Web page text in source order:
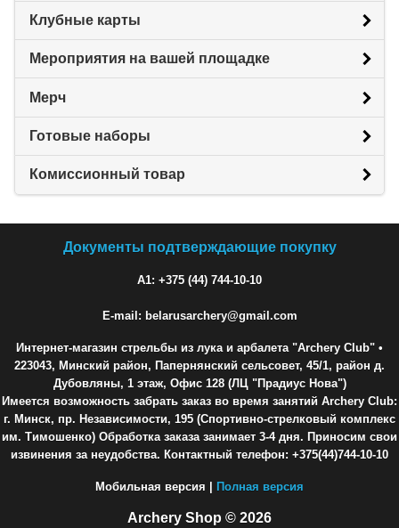
Клубные карты
Мероприятия на вашей площадке
Мерч
Готовые наборы
Комиссионный товар
Документы подтверждающие покупку
A1: +375 (44) 744-10-10
E-mail: belarusarchery@gmail.com
Интернет-магазин стрельбы из лука и арбалета "Archery Club" •
223043, Минский район, Папернянский сельсовет, 45/1, район д.
Дубовляны, 1 этаж, Офис 128 (ЛЦ "Прадиус Нова")
Имеется возможность забрать заказ во время занятий Archery Club:
г. Минск, пр. Независимости, 195 (Спортивно-стрелковый комплекс
им. Тимошенко) Обработка заказа занимает 3-4 дня. Приносим свои
извинения за неудобства. Контактный телефон: +375(44)744-10-10
Мобильная версия | Полная версия
Archery Shop © 2026